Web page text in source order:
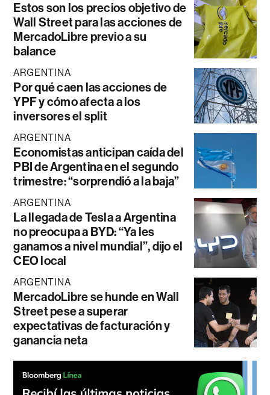
Estos son los precios objetivo de
Wall Street para las acciones de
MercadoLibre previo a su
balance
ARGENTINA
Por qué caen las acciones de
YPF y cómo afecta a los
inversores el split
ARGENTINA
Economistas anticipan caída del
PBI de Argentina en el segundo
trimestre: “sorprendió a la baja”
ARGENTINA
La llegada de Tesla a Argentina
no preocupa a BYD: “Ya les
ganamos a nivel mundial”, dijo el
CEO local
ARGENTINA
MercadoLibre se hunde en Wall
Street pese a superar
expectativas de facturación y
ganancia neta